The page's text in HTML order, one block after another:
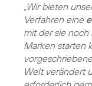
„Wir bieten
Verfahren eine
mit der sie
Marken starten
Welt verändert